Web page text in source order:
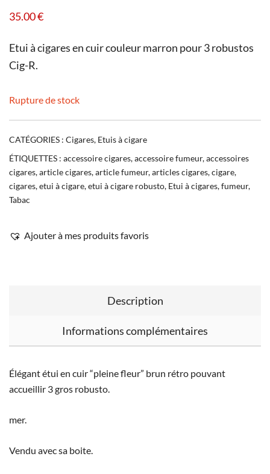
35.00€
Etui à cigares en cuir couleur marron pour 3 robustos
Cig-R.
Rupture de stock
CATÉGORIES : Cigares, Etuis à cigare
ÉTIQUETTES : accessoire cigares,accessoire fumeur,accessoires
cigares,article cigares,article fumeur,articles cigares,cigare,
cigares,etui à cigare,etui à cigare robusto, Etui à cigares,fumeur,
Tabac
Ajouter à mes produits favoris
Description
Informations complémentaires
Élégant étui en cuir “pleine fleur” brun rétro pouvant
accueillir 3 gros robusto.
mer.
Vendu avec sa boite.